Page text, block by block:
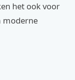
het ook voor
moderne